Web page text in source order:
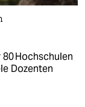
Hochschulen
Dozenten